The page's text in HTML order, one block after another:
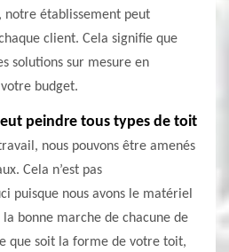
notre établissement peut
client. Cela signifie que
solutions sur mesure en
budget.
peindre tous types de toit
nous pouvons être amenés
Cela n’est pas
puisque nous avons le matériel
bonne marche de chacune de
que soit la forme de votre toit,